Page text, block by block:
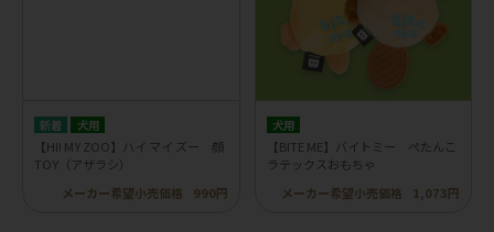
犬用
【HI! MY ZOO】ハイ マイ ズー 顔
TOY（アザラシ）
メーカー希望小売価格
990円
犬用
【BITE ME】バイトミー ぺたんこ
ラテックスおもちゃ
メーカー希望小売価格
1,073円